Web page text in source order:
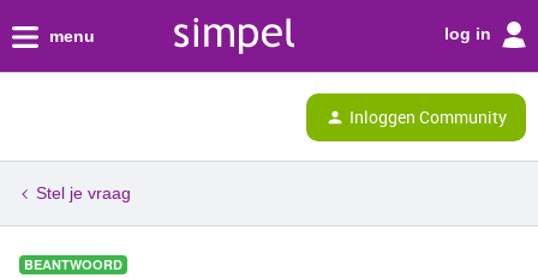
menu log in
Inloggen Community
Stel je vraag
BEANTWOORD